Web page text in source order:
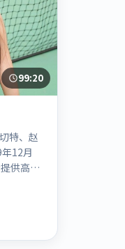
99:20
特、赵
12月
供高清
动人，
。本片
美国」
阅读